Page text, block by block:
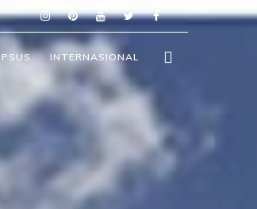
INTERNASIONAL